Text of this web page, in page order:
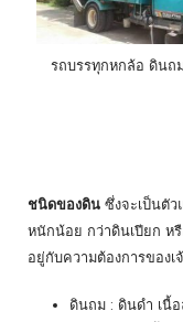
รถบรรทุกหกล้อ ดินถ
ชนิดของดิน ซึ่งจะเป็นตัว
หนักน้อย กว่าดินเปียก ห
อยู่กับความต้องการของ
ดินถม : ดินดำ เนื้